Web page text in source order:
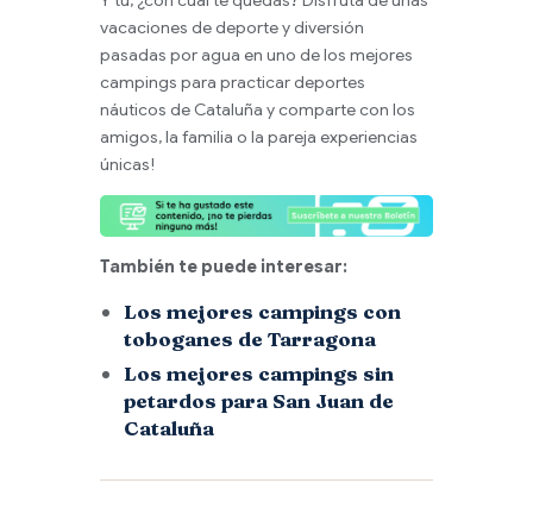
vacaciones de deporte y diversión
pasadas por agua en uno de los mejores
campings para practicar deportes
náuticos de Cataluña y comparte con los
amigos, la familia o la pareja experiencias
únicas!
También te puede interesar:
Los mejores campings con
toboganes de Tarragona
Los mejores campings sin
petardos para San Juan de
Cataluña